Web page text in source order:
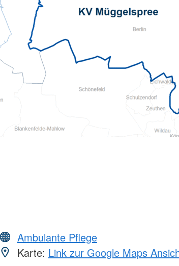
Ambulante Pflege
Karte: Link zur Google Maps